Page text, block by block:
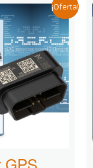
¡Oferta!
GPS